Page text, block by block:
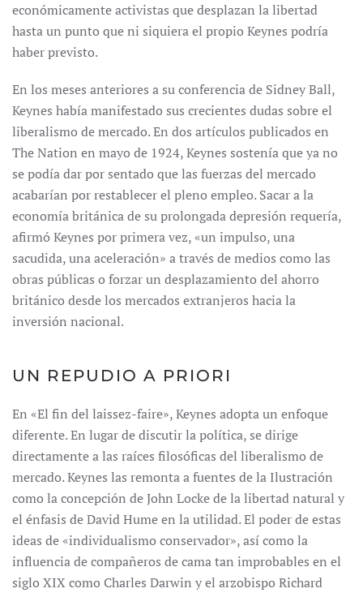
económicamente activistas que desplazan la libertad
hasta un punto que ni siquiera el propio Keynes podría
haber previsto.
En los meses anteriores a su conferencia de Sidney Ball,
Keynes había manifestado sus crecientes dudas sobre el
liberalismo de mercado. En dos artículos publicados en
The Nation en mayo de 1924, Keynes sostenía que ya no
se podía dar por sentado que las fuerzas del mercado
acabarían por restablecer el pleno empleo. Sacar a la
economía británica de su prolongada depresión requería,
afirmó Keynes por primera vez, «un impulso, una
sacudida, una aceleración» a través de medios como las
obras públicas o forzar un desplazamiento del ahorro
británico desde los mercados extranjeros hacia la
inversión nacional.
UN REPUDIO A PRIORI
En «El fin del laissez-faire», Keynes adopta un enfoque
diferente. En lugar de discutir la política, se dirige
directamente a las raíces filosóficas del liberalismo de
mercado. Keynes las remonta a fuentes de la Ilustración
como la concepción de John Locke de la libertad natural y
el énfasis de David Hume en la utilidad. El poder de estas
ideas de «individualismo conservador», así como la
influencia de compañeros de cama tan improbables en el
siglo XIX como Charles Darwin y el arzobispo Richard